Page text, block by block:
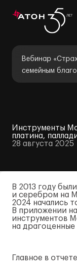
Вебинар
семейным
Инструменты
платина,
28 августа 2025
В 2013 году
и серебром на
2024 начались
В приложении
инструментов
на драгоценные
Главное в